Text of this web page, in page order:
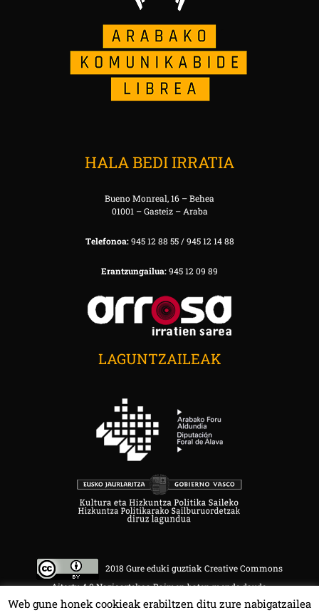
HALA BEDI IRRATIA
Bueno Monreal, 16 – Behea
01001 – Gasteiz – Araba
Telefonoa:945 12 88 55 / 945 12 14 88
Erantzungailua:945 12 09 89
LAGUNTZAILEAK
2018 Gure eduki guztiak Creative Commons
Aitortu 4.0 Nazioartekoa Baimen baten mende daude.
Web gune honek cookieak erabiltzen ditu zure nabigatzailea